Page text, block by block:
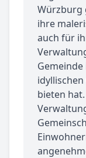
Würzburg
ihre
auch für
bieten